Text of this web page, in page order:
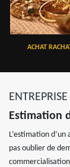
ACHAT
Estimation
L’estimation
pas oublier de